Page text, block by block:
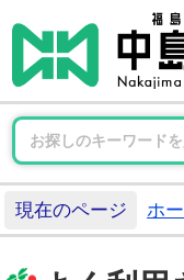
現在のページ ホ